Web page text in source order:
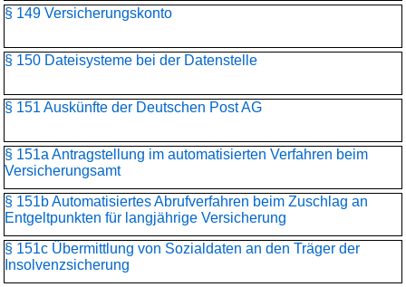
§ 149 Versicherungskonto
§ 150 Dateisysteme bei der Datenstelle
§ 151 Auskünfte der Deutschen Post AG
§ 151a Antragstellung im automatisierten Verfahren beim
Versicherungsamt
§ 151b Automatisiertes Abrufverfahren beim Zuschlag an
Entgeltpunkten für langjährige Versicherung
§ 151c Übermittlung von Sozialdaten an den Träger der
Insolvenzsicherung